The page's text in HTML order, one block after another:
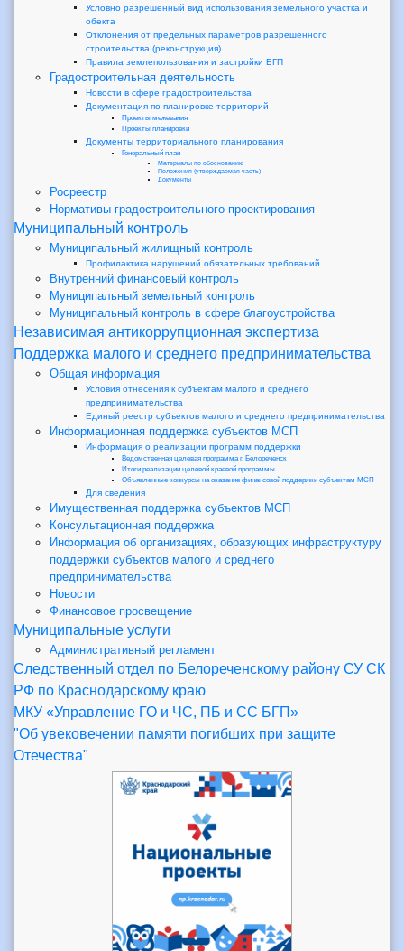
Условно разрешенный вид использования земельного участка и
обекта
Отклонения от предельных параметров разрешенного
строительства (реконструкция)
Правила землепользования и застройки БГП
Градостроительная деятельность
Новости в сфере градостроительства
Документация по планировке территорий
Проекты межевания
Проекты планировки
Документы территориального планирования
Генеральный план
Материалы по обоснованию
Положения (утверждаемая часть)
Документы
Росреестр
Нормативы градостроительного проектирования
Муниципальный контроль
Муниципальный жилищный контроль
Профилактика нарушений обязательных требований
Внутренний финансовый контроль
Муниципальный земельный контроль
Муниципальный контроль в сфере благоустройства
Независимая антикоррупционная экспертиза
Поддержка малого и среднего предпринимательства
Общая информация
Условия отнесения к субъектам малого и среднего
предпринимательства
Единый реестр субъектов малого и среднего предпринимательства
Информационная поддержка субъектов МСП
Информация о реализации программ поддержки
Ведомственная целевая программа г. Белореченск
Итоги реализации целевой краевой программы
Объявленные конкурсы на оказание финансовой поддержки субъектам МСП
Для сведения
Имущественная поддержка субъектов МСП
Консультационная поддержка
Информация об организациях, образующих инфраструктуру
поддержки субъектов малого и среднего
предпринимательства
Новости
Финансовое просвещение
Муниципальные услуги
Административный регламент
Следственный отдел по Белореченскому району СУ СК
РФ по Краснодарскому краю
МКУ «Управление ГО и ЧС, ПБ и СС БГП»
"Об увековечении памяти погибших при защите
Отечества"